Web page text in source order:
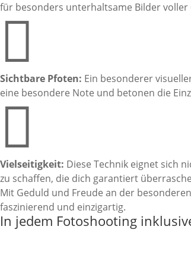
für besonders unterhaltsame Bilder

Sichtbare Pfoten: Ein besonderer
eine besondere Note und betonen die

Vielseitigkeit: Diese Technik eignet sich
zu schaffen, die dich garantiert
Mit Geduld und Freude an der
faszinierend und einzigartig.
In jedem Fotoshooting